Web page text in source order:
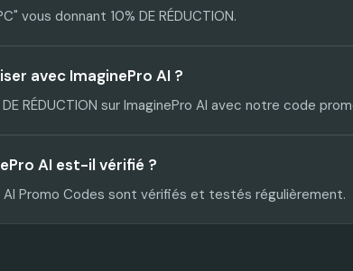
vous donnant 10% DE RÉDUCTION.
avec ImaginePro AI ?
RÉDUCTION sur ImaginePro AI avec notre code
AI est-il vérifié ?
Promo Codes sont vérifiés et testés régulièrement.